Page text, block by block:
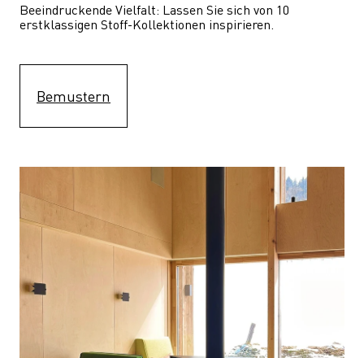
Beeindruckende Vielfalt: Lassen Sie sich von 10
erstklassigen Stoff-Kollektionen inspirieren.
Bemustern